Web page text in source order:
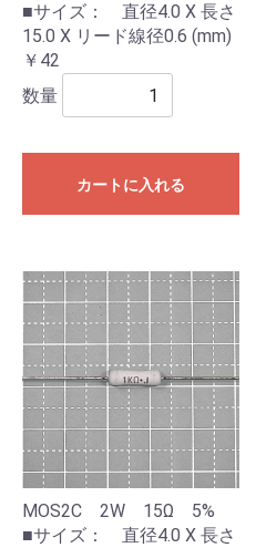
■サイズ： 直径4.0 X 長さ
15.0 X リード線径0.6 (mm)
￥42
数量
カートに入れる
MOS2C 2W 15Ω 5%
■サイズ： 直径4.0 X 長さ